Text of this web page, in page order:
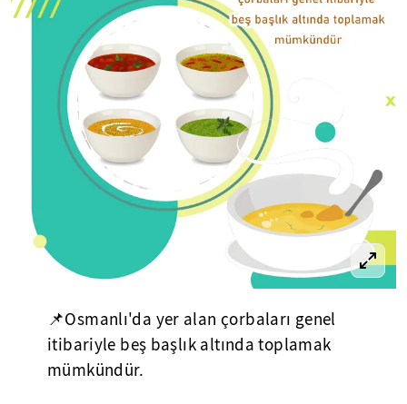
📌Osmanlı'da yer alan çorbaları genel
itibariyle beş başlık altında toplamak
mümkündür.